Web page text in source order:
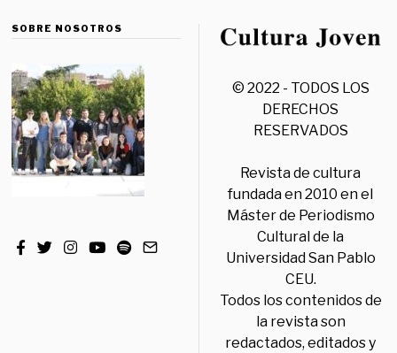
SOBRE NOSOTROS
© 2022 - TODOS LOS
DERECHOS
RESERVADOS
Revista de cultura
fundada en 2010 en el
Máster de Periodismo
Cultural de la
Universidad San Pablo
CEU.
Todos los contenidos de
la revista son
redactados, editados y